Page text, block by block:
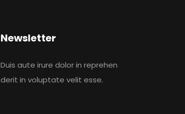
Newsletter
Duis aute irure dolor in reprehen
derit in voluptate velit esse.